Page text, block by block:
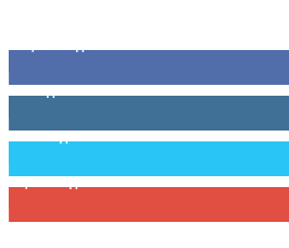
0 Підписників
234 Підписників
9,370 Підписників